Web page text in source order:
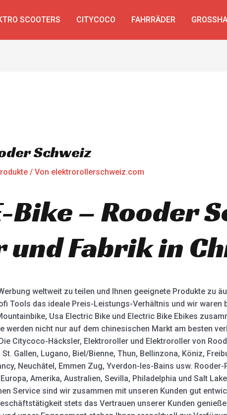
SCOOTERS CITYCOCO FAHRRÄDER
Schweiz
/ Von elektrorollerschweiz.com
– Rooder
Fabrik in
weltweit zu teilen und Ihnen geeignete Produkte zu
Tools das ideale Preis-Leistungs-Verhältnis und wir waren
Usa Electric Bike und Electric Bike Ebikes
werden nicht nur auf dem chinesischen Markt am besten
Citycoco-Häcksler, Elektroroller und Elektroroller von
Gallen, Lugano, Biel/Bienne, Thun, Bellinzona, Köniz,
Neuchâtel, Emmen Zug, Yverdon-les-Bains usw.
Amerika, Australien, Sevilla, Philadelphia und Salt
Service sind wir zusammen mit unseren Kunden gut
stets das Vertrauen unserer Kunden